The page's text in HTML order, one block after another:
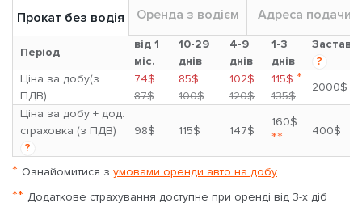
Прокат без водія Оренда з водієм Адреса подачи
Період
від 1
міс.
10-29
днів
4-9
днів
1-3
днів
Застава
?
Ціна за добу(з
ПДВ)
74$
87$
85$
100$
102$
120$
115$ *
135$
2000$
Ціна за добу + дод.
страховка (з ПДВ)
?
98$ 115$ 147$
160$
** 400$
* Ознайомитися з умовами оренди авто на добу
** Додаткове страхування доступне при оренді від 3-х діб